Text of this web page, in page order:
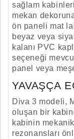
sağlam
mekan
ön paneli mat
beyaz veya
kalanı PVC
seçeneği
panel veya
YAVAŞÇA
Diva 3 modeli,
oluşan bir
kabinin
rezonansları